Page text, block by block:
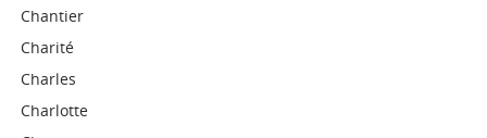
Chantier
Charité
Charles
Charlotte